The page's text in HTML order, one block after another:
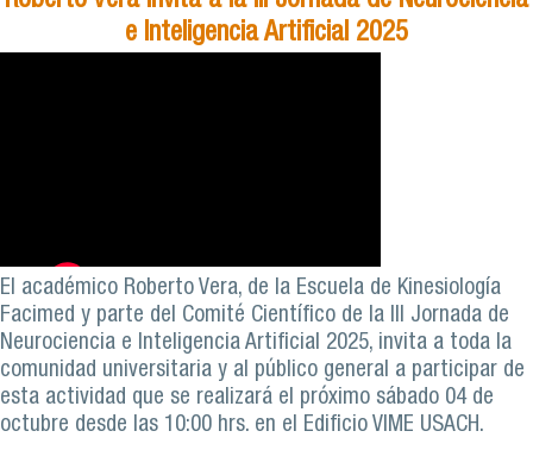
e Inteligencia Artificial 2025
El académico Roberto Vera, de la Escuela de Kinesiología
Facimed y parte del Comité Científico de la III Jornada de
Neurociencia e Inteligencia Artificial 2025, invita a toda la
comunidad universitaria y al público general a participar de
esta actividad que se realizará el próximo sábado 04 de
octubre desde las 10:00 hrs. en el Edificio VIME USACH.